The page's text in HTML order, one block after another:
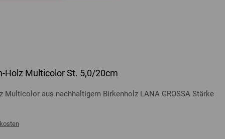
Holz Multicolor St. 5,0/20cm
aus nachhaltigem Birkenholz LANA GROSSA Stärke